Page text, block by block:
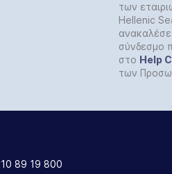
των
Hellenic
σύνδεσμο
στο Help
των
89 19 800